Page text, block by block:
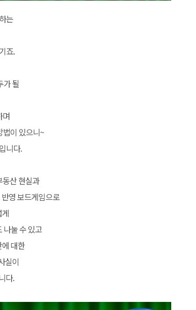
는
죠.
가 될
며
법이 있으니~
니다.
산 현실과
영 보드게임으로
나눌 수 있고
대한
실이
다.